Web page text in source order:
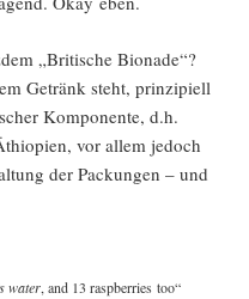
„Bri­ti­sche Bio­na­de“?
Getränk steht, prin­zi­pi­ell
Kom­po­nen­te, d.h.
vor allem jedoch
der Packun­gen – und
water, and 13 raspber­ries too“